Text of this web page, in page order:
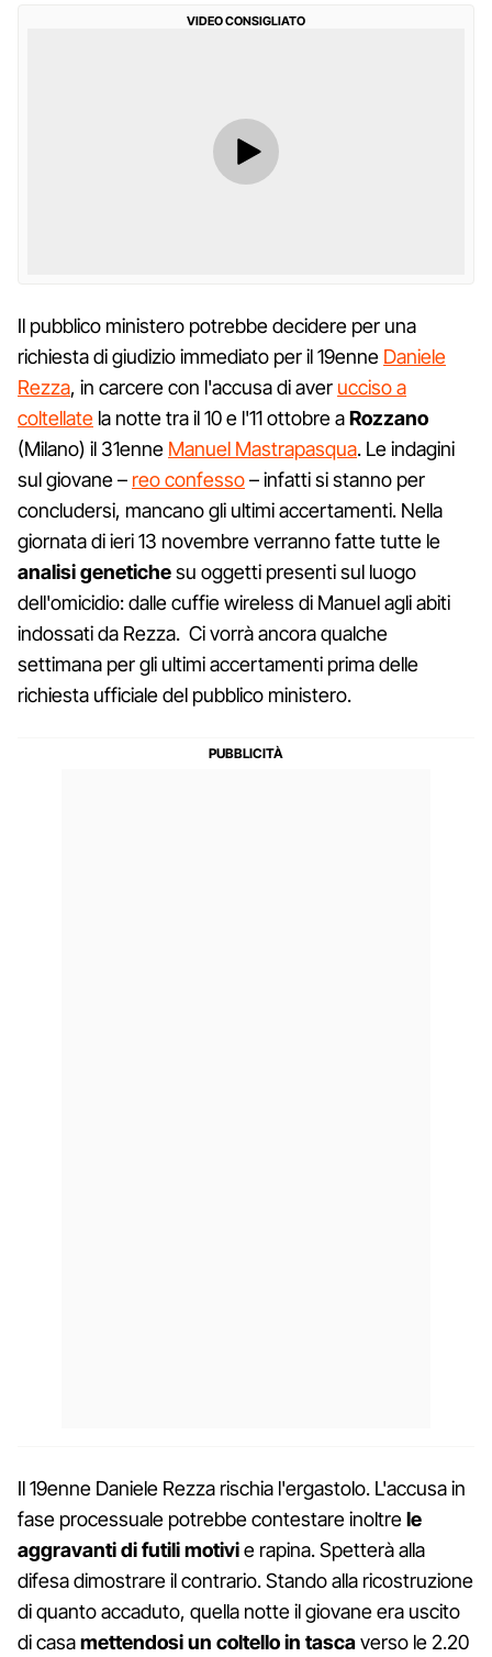
VIDEO CONSIGLIATO
Il pubblico ministero potrebbe decidere per una
richiesta di giudizio immediato per il 19enne Daniele
Rezza, in carcere con l'accusa di aver ucciso a
coltellate la notte tra il 10 e l'11 ottobre aRozzano
(Milano) il 31enne Manuel Mastrapasqua. Le indagini
sul giovane – reo confesso– infatti si stanno per
concludersi, mancano gli ultimi accertamenti. Nella
giornata di ieri 13 novembre verranno fatte tutte le
analisi genetichesu oggetti presenti sul luogo
dell'omicidio: dalle cuffie wireless di Manuel agli abiti
indossati da Rezza. Ci vorrà ancora qualche
settimana per gli ultimi accertamenti prima delle
richiesta ufficiale del pubblico ministero.
Il 19enne Daniele Rezza rischia l'ergastolo. L'accusa in
fase processuale potrebbe contestare inoltrele
aggravanti di futili motivie rapina. Spetterà alla
difesa dimostrare il contrario. Stando alla ricostruzione
di quanto accaduto, quella notte il giovane era uscito
di casamettendosi un coltello in tascaverso le 2.20